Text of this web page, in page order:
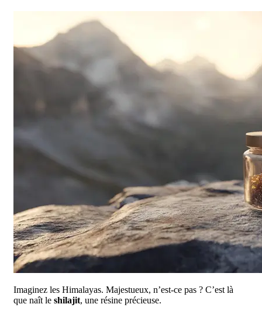
Imaginez les Himalayas. Majestueux, n’est-ce pas ? C’est là
que naît le shilajit, une résine précieuse.